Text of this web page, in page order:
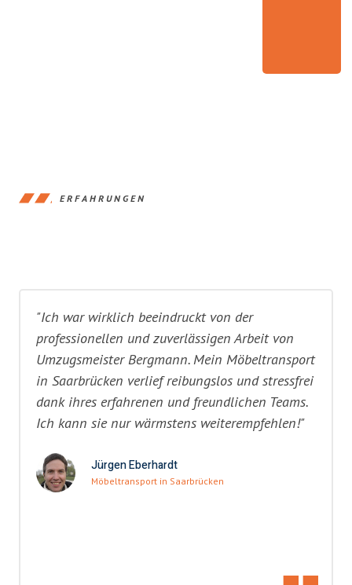
ERFAHRUNGEN
"Ich war wirklich beeindruckt von der
professionellen und zuverlässigen Arbeit von
Umzugsmeister Bergmann. Mein Möbeltransport
in Saarbrücken verlief reibungslos und stressfrei
dank ihres erfahrenen und freundlichen Teams.
Ich kann sie nur wärmstens weiterempfehlen!"
Jürgen Eberhardt
Möbeltransport in Saarbrücken